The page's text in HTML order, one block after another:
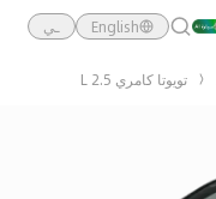
English ـي
تويوتا كامري 2.5 L